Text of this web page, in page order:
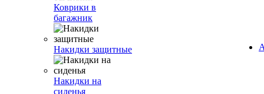
Коврики в
багажник
Накидки защитные
Накидки на
сиденья